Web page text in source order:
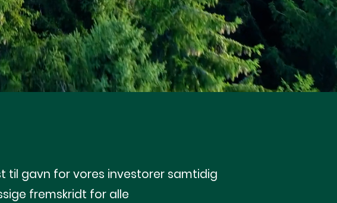
til gavn for vores investorer samtidig
fremskridt for alle